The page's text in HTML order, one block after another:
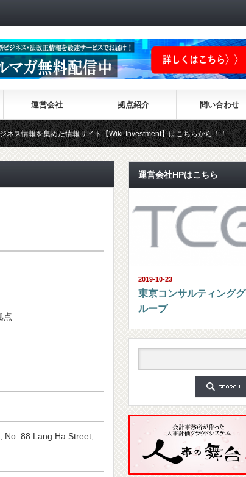
運営会社 拠点紹介 問い合わせ
報を集めた情報サイト【Wiki-Investment】はこちらから！！
点
No. 88 Lang Ha Street,
運営会社HPはこちら
2019-10-23
東京コンサルティンググ
ループ